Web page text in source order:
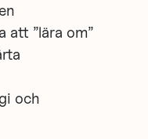
att ”lära om”
och